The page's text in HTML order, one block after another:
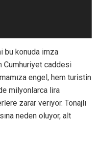
bu konuda imza
Cumhuriyet caddesi
engel, hem turistin
milyonlarca lira
zarar veriyor. Tonajlı
neden oluyor, alt